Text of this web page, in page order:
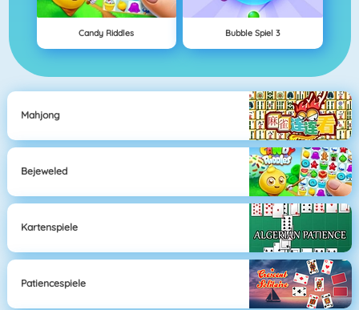
Candy Riddles Bubble Spiel 3
Mahjong
Bejeweled
Kartenspiele
Patiencespiele